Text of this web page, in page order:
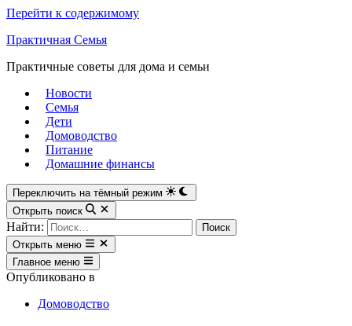
Перейти к содержимому
Практичная Семья
Практичные советы для дома и семьи
Новости
Семья
Дети
Домоводство
Питание
Домашние финансы
Переключить на тёмный режим
Открыть поиск
Найти:
Открыть меню
Главное меню
Опубликовано в
Домоводство